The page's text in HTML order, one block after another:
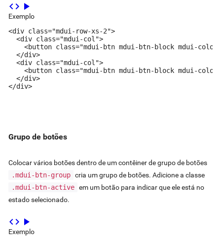
code play_arrow
Exemplo
<div class="mdui-row-xs-2">
  <div class="mdui-col">
<button class="mdui-btn mdui-btn-block mdui-
  </div>
  <div class="mdui-col">
<button class="mdui-btn mdui-btn-block mdui-
  </div>
</div>
Grupo de botões
Colocar vários botões dentro de um contêiner de grupo de botões
.mdui-btn-group cria um grupo de botões. Adicione a classe
.mdui-btn-active em um botão para indicar que ele está no
estado selecionado.
code play_arrow
Exemplo